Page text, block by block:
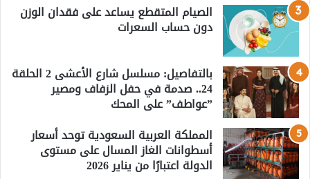
الصيام المتقطع يساعد على فقدان الوزن
دون حساب السعرات
بالتفاصيل: مسلسل شارع الأعشى 2 الحلقة
24.. صدمة في حفل الزفاف ومصير
”عواطف” على المحك
المملكة العربية السعودية توحد أسعار
أسطوانات الغاز المسال على مستوى
الدولة اعتبارًا من يناير 2026